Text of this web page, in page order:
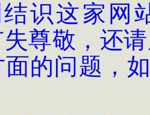
结识这家网
尊敬，还
的问题，